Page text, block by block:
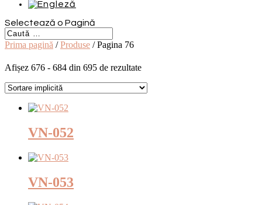
Selectează o Pagină
Prima pagină /Produse / Pagina 76
Afișez 676 - 684 din 695 de rezultate
VN-052
VN-053